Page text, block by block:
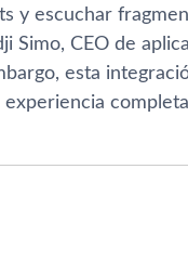
y escuchar
Simo, CEO de
esta